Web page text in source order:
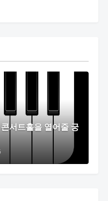
서트홀을 열어줄 궁